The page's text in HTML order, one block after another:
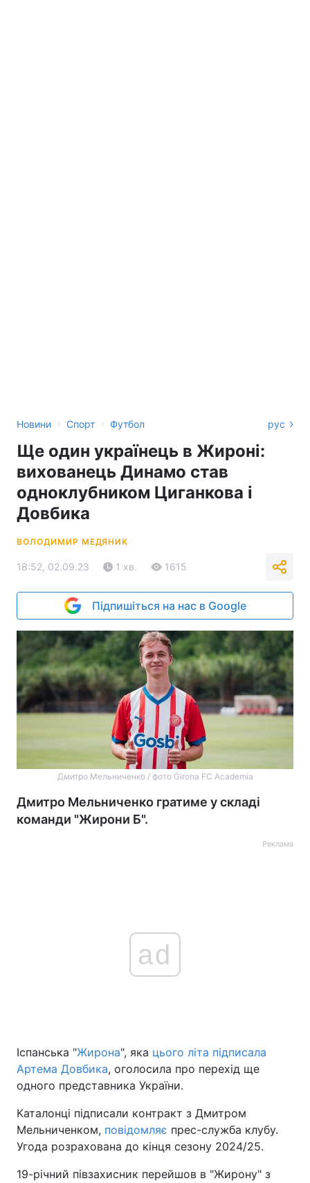
Новини › Спорт › Футбол рус
Ще один українець в Жироні:
вихованець Динамо став
одноклубником Циганкова і
Довбика
ВОЛОДИМИР МЕДЯНИК
18:52, 02.09.23 1 хв. 1615
Підпишіться на нас в Google
Дмитро Мельниченко / фото Girona FC Academia
Дмитро Мельниченко гратиме у складі
команди "Жирони Б".
Реклама
ad
Іспанська "Жирона", яка цього літа підписала
Артема Довбика, оголосила про перехід ще
одного представника України.
Каталонці підписали контракт з Дмитром
Мельниченком, повідомляє прес-служба клубу.
Угода розрахована до кінця сезону 2024/25.
19-річний півзахисник перейшов в "Жирону" з